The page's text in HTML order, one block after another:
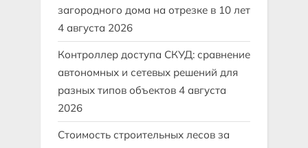
загородного дома на отрезке в 10 лет
4 августа 2026
Контроллер доступа СКУД: сравнение
автономных и сетевых решений для
разных типов объектов 4 августа
2026
Стоимость строительных лесов за